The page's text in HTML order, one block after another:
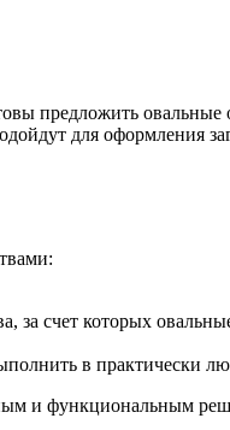
предложить
для оформления
за счет которых
в практически
и функциональным